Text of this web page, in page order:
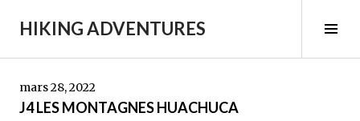
HIKING ADVENTURES
mars 28, 2022
J4 LES MONTAGNES HUACHUCA